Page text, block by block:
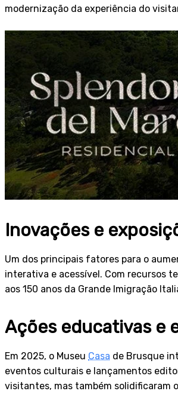
modernização da experiência do
Inovações e
Um dos principais fatores para o
interativa e acessível. Com recursos
aos 150 anos da Grande Imigração
Ações educativas e
Em 2025, o Museu Casa de Brusque
eventos culturais e lançamentos
visitantes, mas também solidificaram